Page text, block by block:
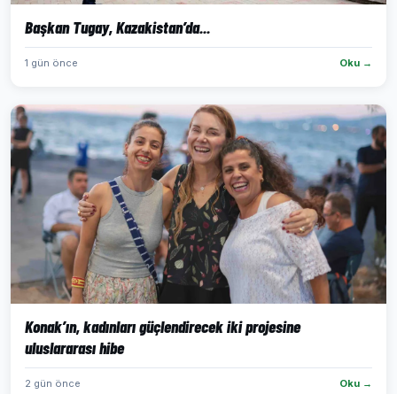
Başkan Tugay, Kazakistan’da...
1 gün önce Oku →
Konak’ın, kadınları güçlendirecek iki projesine
uluslararası hibe
2 gün önce Oku →